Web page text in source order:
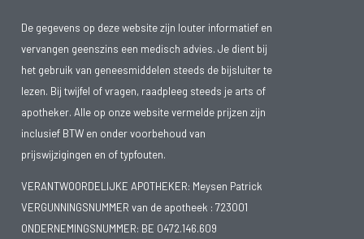
De gegevens op deze website zijn louter informatief en
vervangen geenszins een medisch advies. Je dient bij
het gebruik van geneesmiddelen steeds de bijsluiter te
lezen. Bij twijfel of vragen, raadpleeg steeds je arts of
apotheker. Alle op onze website vermelde prijzen zijn
inclusief BTW en onder voorbehoud van
prijswijzigingen en of typfouten.
VERANTWOORDELIJKE APOTHEKER: Meysen Patrick
VERGUNNINGSNUMMER van de apotheek : 723001
ONDERNEMINGSNUMMER: BE 0472.146.609